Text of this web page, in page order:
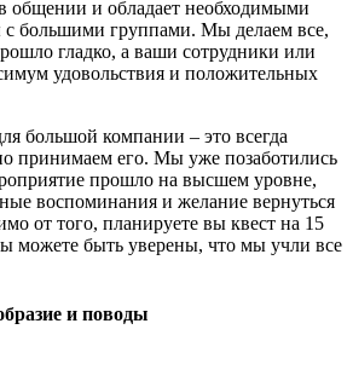
общении и обладает необходимыми
с большими группами. Мы делаем все,
гладко, а ваши сотрудники или
удовольствия и положительных
большой компании – это всегда
принимаем его. Мы уже позаботились
прошло на высшем уровне,
воспоминания и желание вернуться
от того, планируете вы квест на 15
можете быть уверены, что мы учли все
и поводы